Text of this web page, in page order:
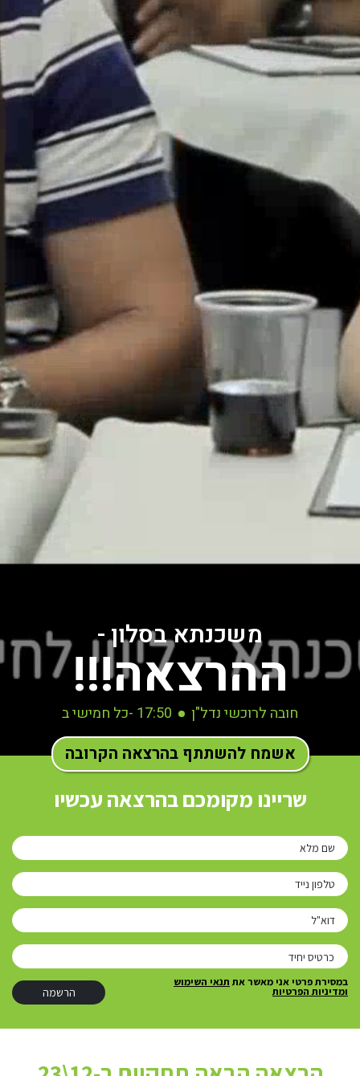
משכנתא בסלון -
ההרצאה!!!
חובה לרוכשי נדל"ן 17:50 -כל חמישי ב
אשמח להשתתף בהרצאה הקרובה
שריינו מקומכם בהרצאה עכשיו
שם מלא
טלפון נייד
דוא"ל
במסירת פרטי אני מאשר את תנאי השימוש
ומדיניות הפרטיות